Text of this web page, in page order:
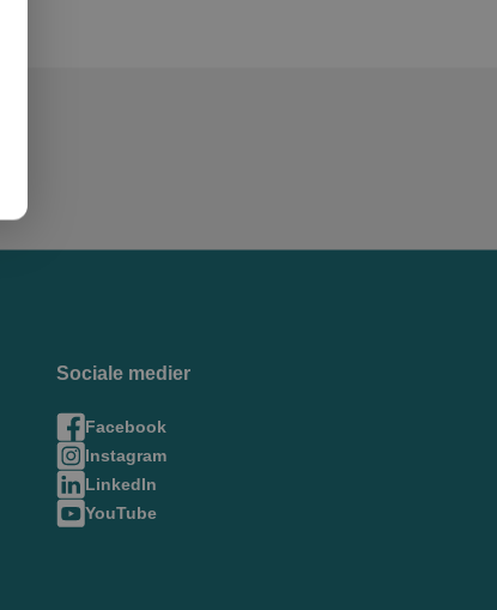
Sociale medier
Facebook
Instagram
LinkedIn
YouTube